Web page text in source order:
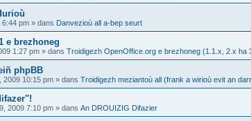
6:44 pm » dans Danvezioù all a-bep seurt
e brezhoneg
1:27 pm » dans Troidigezh OpenOffice.org e brezhoneg (1.1.x, 2.x ha
phpBB
2009 10:15 pm » dans Troidigezh meziantoù all (frank a wirioù evit an
2009 7:10 pm » dans An DROUIZIG Difazier